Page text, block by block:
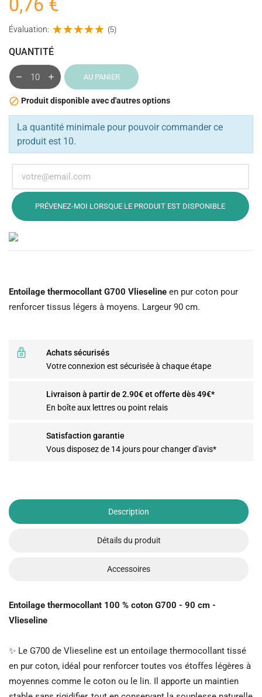
0,76 €
Évaluation: (5)
QUANTITÉ
AU PANIER
 Produit disponible avec d'autres options
La quantité minimale pour pouvoir commander ce
produit est 10.
PRÉVENEZ-MOI LORSQUE LE PRODUIT EST DISPONIBLE
Entoilage thermocollant G700 Vlieseline en pur coton pour
renforcer tissus légers à moyens. Largeur 90 cm.
Achats sécurisés
Votre connexion est sécurisée à chaque étape
Livraison à partir de 2.90€ et offerte dès 49€*
En boîte aux lettres ou point relais
Satisfaction garantie
Vous disposez de 14 jours pour changer d'avis*
Description
Détails du produit
Accessoires
Entoilage thermocollant 100 % coton G700 - 90 cm -
Vlieseline
✨ Le G700 de Vlieseline est un entoilage thermocollant tissé
en pur coton, idéal pour renforcer toutes vos étoffes légères à
moyennes comme le coton ou le lin. Il apporte un maintien